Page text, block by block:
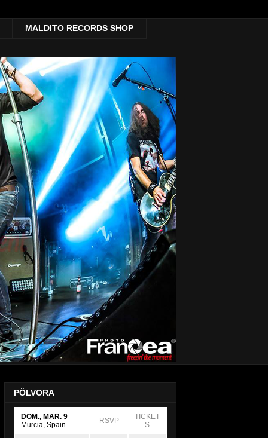
MALDITO RECORDS SHOP
PÖLVORA
DOM., MAR. 9
Murcia, Spain
RSVP
TICKET
S